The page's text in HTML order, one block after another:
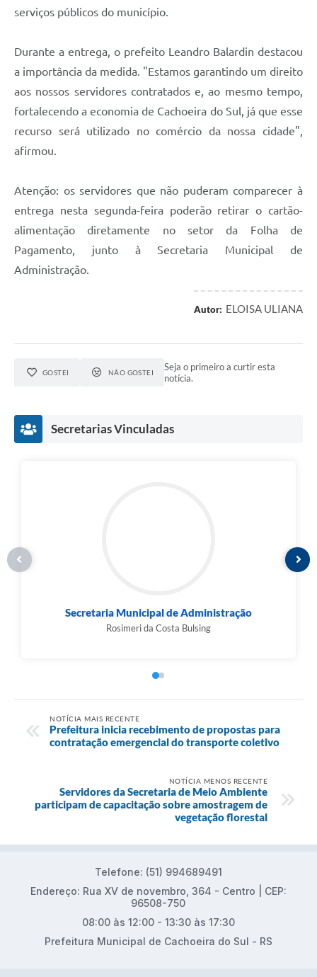
serviços públicos do município.
Durante a entrega, o prefeito Leandro Balardin destacou
a importância da medida. "Estamos garantindo um direito
aos nossos servidores contratados e, ao mesmo tempo,
fortalecendo a economia de Cachoeira do Sul, já que esse
recurso será utilizado no comércio da nossa cidade",
afirmou.
Atenção: os servidores que não puderam comparecer à
entrega nesta segunda-feira poderão retirar o cartão-
alimentação diretamente no setor da Folha de
Pagamento, junto à Secretaria Municipal de
Administração.
Autor: ELOISA ULIANA
GOSTEI NÃO GOSTEI
Seja o primeiro a curtir esta
notícia.
Secretarias Vinculadas
Secretaria Municipal de Administração
Rosimeri da Costa Bulsing
NOTÍCIA MAIS RECENTE
Prefeitura inicia recebimento de propostas para
contratação emergencial do transporte coletivo
NOTÍCIA MENOS RECENTE
Servidores da Secretaria de Meio Ambiente
participam de capacitação sobre amostragem de
vegetação florestal
Telefone: (51) 994689491
Endereço: Rua XV de novembro, 364 - Centro | CEP:
96508-750
08:00 às 12:00 - 13:30 às 17:30
Prefeitura Municipal de Cachoeira do Sul - RS